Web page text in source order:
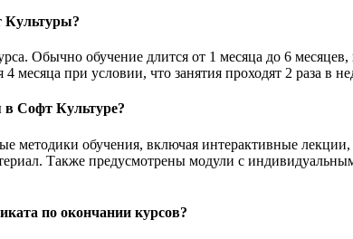
Культуры?
Обычно обучение длится от 1 месяца до 6
месяца при условии, что занятия проходят 2 раза в
в Софт Культуре?
методики обучения, включая интерактивные
Также предусмотрены модули с
по окончании курсов?